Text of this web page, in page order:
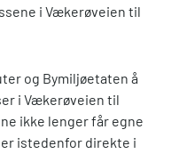
i Vækerøveien til
og Bymiljøetaten å
i Vækerøveien til
ikke lenger får egne
istedenfor direkte i